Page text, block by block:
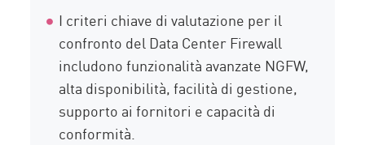
I criteri chiave di valutazione per il
confronto del Data Center Firewall
includono funzionalità avanzate NGFW,
alta disponibilità, facilità di gestione,
supporto ai fornitori e capacità di
conformità.